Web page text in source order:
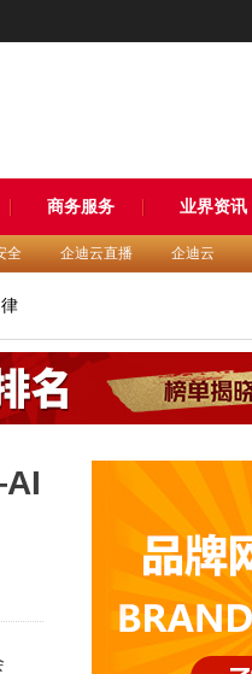
商务服务 业界资讯
全 企迪云直播 企迪云